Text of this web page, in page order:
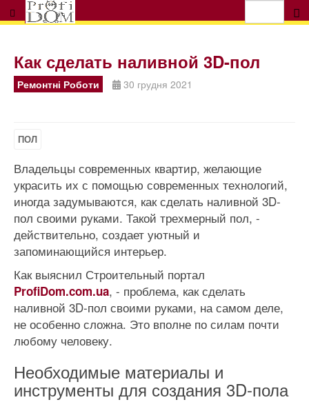
Как сделать наливной 3D-пол
Ремонтні Роботи 30 грудня 2021
ПОЛ
Владельцы современных квартир, желающие
украсить их с помощью современных технологий,
иногда задумываются, как сделать наливной 3D-
пол своими руками. Такой трехмерный пол, -
действительно, создает уютный и
запоминающийся интерьер.
Как выяснил Строительный портал
ProfiDom.com.ua, - проблема, как сделать
наливной 3D-пол своими руками, на самом деле,
не особенно сложна. Это вполне по силам почти
любому человеку.
Необходимые материалы и
инструменты для создания 3D-пола